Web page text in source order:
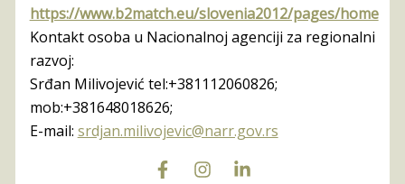
https://www.b2match.eu/slovenia2012/pages/home
Kontakt osoba u Nacionalnoj agenciji za regionalni
razvoj:
Srđan Milivojević tel:+381112060826;
mob:+381648018626;
E-mail: srdjan.milivojevic@narr.gov.rs